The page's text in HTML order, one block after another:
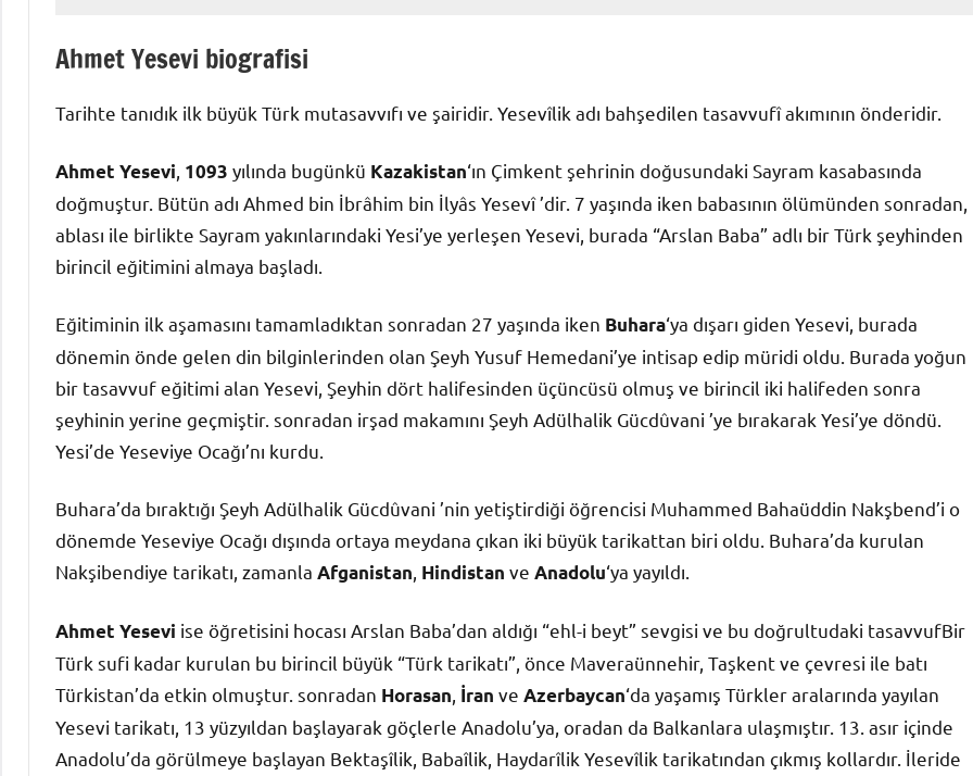
Ahmet Yesevi biografisi
Tarihte tanıdık ilk büyük Türk mutasavvıfı ve şairidir. Yesevîlik adı bahşedilen tasavvufî akımının önderidir.
Ahmet Yesevi 1093 yılında bugünkü Kazakistan‘ın Çimkent şehrinin doğusundaki Sayram kasabasında
doğmuştur. Bütün adı Ahmed bin İbrâhim bin İlyâs Yesevî ’dir. 7 yaşında iken babasının ölümünden sonradan,
ablası ile birlikte Sayram yakınlarındaki Yesi’ye yerleşen Yesevi, burada “Arslan Baba” adlı bir Türk şeyhinden
birincil eğitimini almaya başladı.
Eğitiminin ilk aşamasını tamamladıktan sonradan 27 yaşında iken Buhara‘ya dışarı giden Yesevi, burada
dönemin önde gelen din bilginlerinden olan Şeyh Yusuf Hemedani’ye intisap edip müridi oldu. Burada yoğun
bir tasavvuf eğitimi alan Yesevi, Şeyhin dört halifesinden üçüncüsü olmuş ve birincil iki halifeden sonra
şeyhinin yerine geçmiştir. sonradan irşad makamını Şeyh Adülhalik Gücdûvani ’ye bırakarak Yesi’ye döndü.
Yesi’de Yeseviye Ocağı’nı kurdu.
Buhara’da bıraktığı Şeyh Adülhalik Gücdûvani ’nin yetiştirdiği öğrencisi Muhammed Bahaüddin Nakşbend’i o
dönemde Yeseviye Ocağı dışında ortaya meydana çıkan iki büyük tarikattan biri oldu. Buhara’da kurulan
Nakşibendiye tarikatı, zamanla Afganistan Hindistan ve Anadolu‘ya yayıldı.
Ahmet Yesevi ise öğretisini hocası Arslan Baba’dan aldığı “ehl-i beyt” sevgisi ve bu doğrultudaki tasavvufBir
Türk sufi kadar kurulan bu birincil büyük “Türk tarikatı”, önce Maveraünnehir, Taşkent ve çevresi ile batı
Türkistan’da etkin olmuştur. sonradan Horasan İran ve Azerbaycan‘da yaşamış Türkler aralarında yayılan
Yesevi tarikatı, 13 yüzyıldan başlayarak göçlerle Anadolu’ya, oradan da Balkanlara ulaşmıştır. 13. asır içinde
Anadolu’da görülmeye başlayan Bektaşîlik, Babaîlik, Haydarîlik Yesevîlik tarikatından çıkmış kollardır. İleride